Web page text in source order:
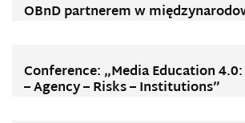
OBnD partnerem w
Conference: „Media Education
– Agency – Risks – Institutions”